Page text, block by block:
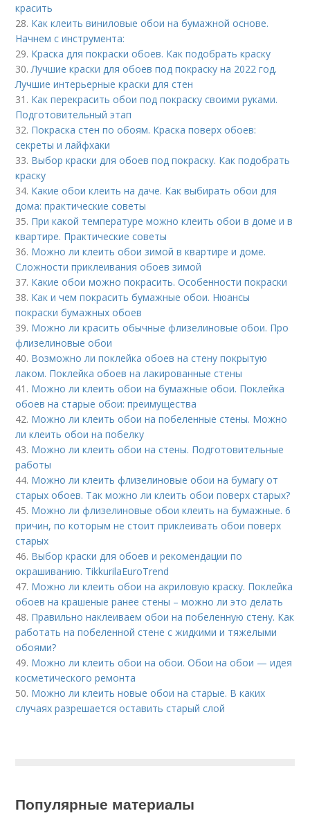
красить
28. Как клеить виниловые обои на бумажной основе.
Начнем с инструмента:
29. Краска для покраски обоев. Как подобрать краску
30.Лучшие краски для обоев под покраску на 2022 год.
Лучшие интерьерные краски для стен
31. Как перекрасить обои под покраску своими руками.
Подготовительный этап
32. Покраска стен по обоям. Краска поверх обоев:
секреты и лайфхаки
33. Выбор краски для обоев под покраску. Как подобрать
краску
34. Какие обои клеить на даче. Как выбирать обои для
дома: практические советы
35. При какой температуре можно клеить обои в доме и в
квартире. Практические советы
36. Можно ли клеить обои зимой в квартире и доме.
Сложности приклеивания обоев зимой
37. Какие обои можно покрасить. Особенности покраски
38. Как и чем покрасить бумажные обои. Нюансы
покраски бумажных обоев
39. Можно ли красить обычные флизелиновые обои. Про
флизелиновые обои
40. Возможно ли поклейка обоев на стену покрытую
лаком. Поклейка обоев на лакированные стены
41. Можно ли клеить обои на бумажные обои. Поклейка
обоев на старые обои: преимущества
42. Можно ли клеить обои на побеленные стены. Можно
ли клеить обои на побелку
43. Можно ли клеить обои на стены. Подготовительные
работы
44. Можно ли клеить флизелиновые обои на бумагу от
старых обоев. Так можно ли клеить обои поверх старых?
45. Можно ли флизелиновые обои клеить на бумажные. 6
причин, по которым не стоит приклеивать обои поверх
старых
46. Выбор краски для обоев и рекомендации по
окрашиванию. TikkurilaEuroTrend
47. Можно ли клеить обои на акриловую краску. Поклейка
обоев на крашеные ранее стены – можно ли это делать
48. Правильно наклеиваем обои на побеленную стену. Как
работать на побеленной стене с жидкими и тяжелыми
обоями?
49. Можно ли клеить обои на обои. Обои на обои — идея
косметического ремонта
50. Можно ли клеить новые обои на старые. В каких
случаях разрешается оставить старый слой
Популярные материалы